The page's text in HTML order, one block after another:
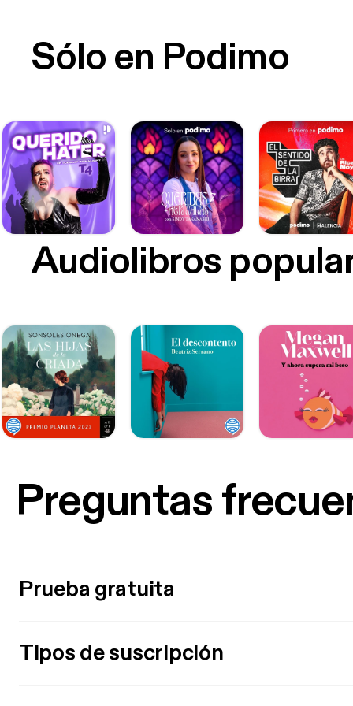
Sólo en Podimo
Audiolibros
Preguntas
Prueba gratuita
Tipos de suscripción